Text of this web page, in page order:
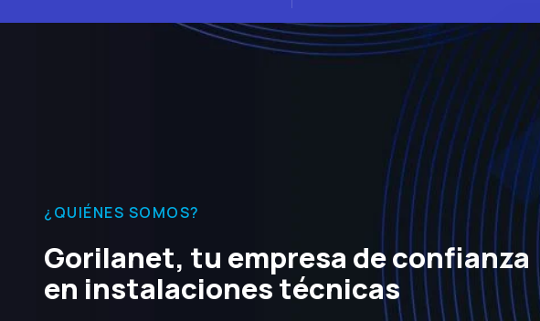
¿QUIÉNES SOMOS?
Gorilanet, tu empresa de confianza
en instalaciones técnicas